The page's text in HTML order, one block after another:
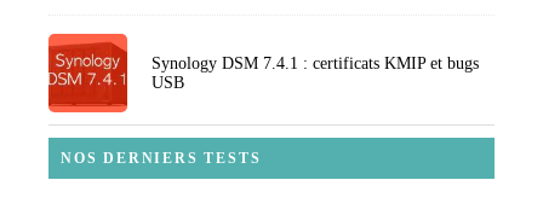
Synology DSM 7.4.1 : certificats KMIP et bugs
USB
NOS DERNIERS TESTS